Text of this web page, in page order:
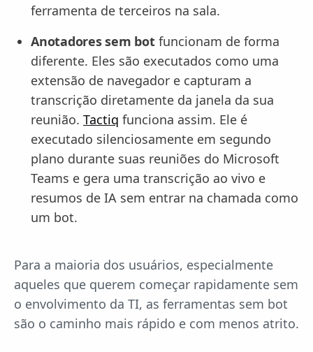
ferramenta de terceiros na sala.
Anotadores sem botfuncionam de forma
diferente. Eles são executados como uma
extensão de navegador e capturam a
transcrição diretamente da janela da sua
reunião. Tactiq funciona assim. Ele é
executado silenciosamente em segundo
plano durante suas reuniões do Microsoft
Teams e gera uma transcrição ao vivo e
resumos de IA sem entrar na chamada como
um bot.
Para a maioria dos usuários, especialmente
aqueles que querem começar rapidamente sem
o envolvimento da TI, as ferramentas sem bot
são o caminho mais rápido e com menos atrito.